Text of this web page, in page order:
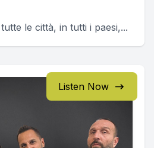
le città, in tutti i paesi,...
Listen Now